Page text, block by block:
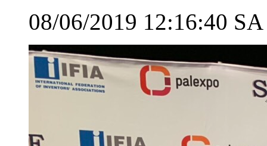
08/06/2019 12:16:40 SA